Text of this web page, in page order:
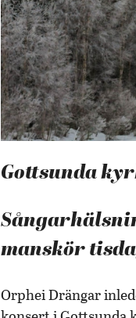
Gottsunda
manskör
Orphei Drängar